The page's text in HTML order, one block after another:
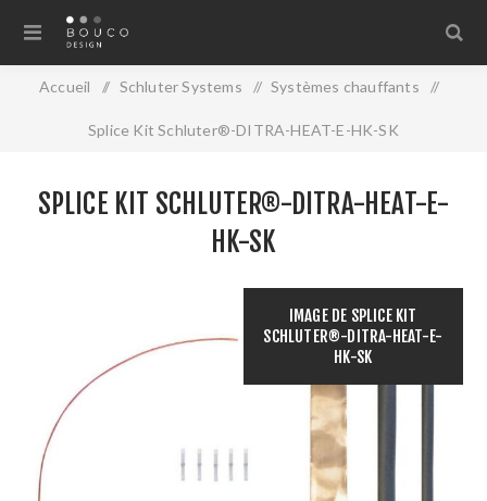
Accueil / Schluter Systems / Systèmes chauffants /
Splice Kit Schluter®-DITRA-HEAT-E-HK-SK
IMAGE DE SPLICE KIT
SCHLUTER®-DITRA-HEAT-E-
HK-SK
SPLICE KIT SCHLUTER®-DITRA-HEAT-E-
HK-SK